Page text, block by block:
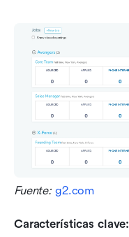
Fuente: g2.com
Características clave: